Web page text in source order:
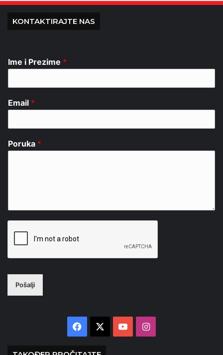
KONTAKTIRAJTE NAS
Ime i Prezime *
Email *
Poruka *
Pošalji
Facebook YouTubeInstagram